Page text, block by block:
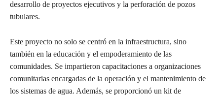
desarrollo de proyectos ejecutivos y la perforación de pozos
tubulares.
Este proyecto no solo se centró en la infraestructura, sino
también en la educación y el empoderamiento de las
comunidades. Se impartieron capacitaciones a organizaciones
comunitarias encargadas de la operación y el mantenimiento de
los sistemas de agua. Además, se proporcionó un kit de